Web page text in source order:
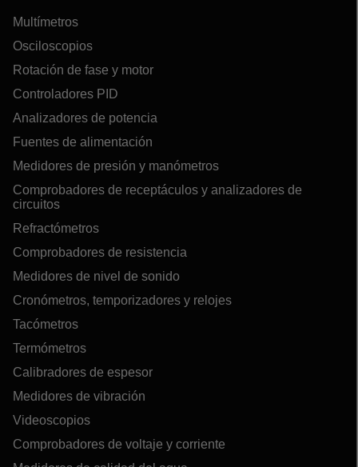
Multímetros
Osciloscopios
Rotación de fase y motor
Controladores PID
Analizadores de potencia
Fuentes de alimentación
Medidores de presión y manómetros
Comprobadores de receptáculos y analizadores de
circuitos
Refractómetros
Comprobadores de resistencia
Medidores de nivel de sonido
Cronómetros, temporizadores y relojes
Tacómetros
Termómetros
Calibradores de espesor
Medidores de vibración
Videoscopios
Comprobadores de voltaje y corriente